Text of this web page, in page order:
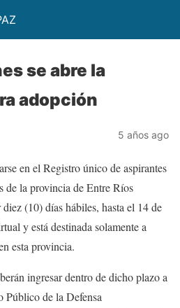
se abre la
adopción
5 años ago
en el Registro único de aspirantes
de la provincia de Entre Ríos
(10) días hábiles, hasta el 14 de
y está destinada solamente a
esta provincia.
ingresar dentro de dicho plazo a
de la Defensa